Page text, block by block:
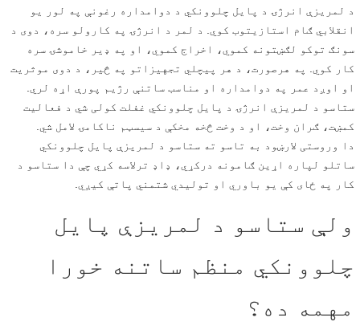
د لمریزې انرژۍ د پایل چلوونکي د دوامداره رغونې په لور یو
انقلابي ګام استازیتوب کوي. د لمر د انرژۍ په کارولو سره، دوی د
سونګ توکو لګښتونه کموي، اخراج کموي، او په ډیر خاموشۍ سره
کار کوي. په هرصورت، د هر پیچلي تجهیزاتو په څیر، د دوی موثریت
او اوږد عمر په دوامداره او مناسب ساتنې رژیم پورې اړه لري.
ستاسو د لمریزې انرژۍ د پایل چلوونکي غفلت کولی شي د فعالیت
کمښت، ګران وخت، او د وخت څخه مخکې د سیسټم ناکامۍ لامل شي.
دا وروستی لارښود به تاسو ته ستاسو د لمریزې پایل چلوونکي
ساتلو لپاره اړین ګامونه درکړي، ډاډ ترلاسه کړي چې دا ستاسو د
کار په ځای کې یو باوري او تولیدي شتمني پاتې کیږي.
ولې ستاسو د لمریزې پایل
چلوونکي منظم ساتنه خورا
مهمه ده؟